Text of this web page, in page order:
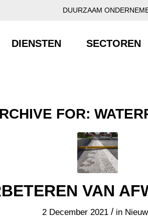
DUURZAAM
DIENSTEN SECTOREN
FOR:
VAN
2 December 2021 / in